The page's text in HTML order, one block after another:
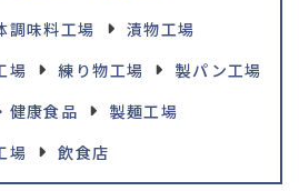
調味料工場
漬物工場
場 練り物工場
製パン工場
健康食品
製麺工場
場 飲食店